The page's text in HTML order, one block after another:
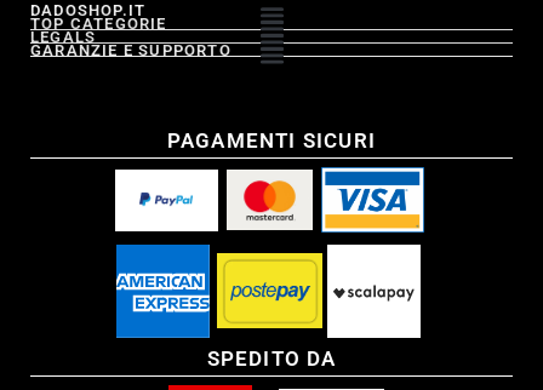
DADOSHOP.IT
TOP CATEGORIE
LEGALS
GARANZIE E SUPPORTO
PAGAMENTI SICURI
SPEDITO DA